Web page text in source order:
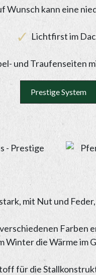
Wunsch kann eine
Lichtfirst im
und Traufenseiten
Prestige System
mit Nut und
die Wärme im
für die